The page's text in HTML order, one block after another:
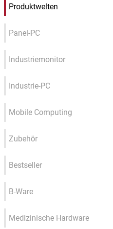
Produktwelten
Panel-PC
Industriemonitor
Industrie-PC
Mobile Computing
Zubehör
Bestseller
B-Ware
Medizinische Hardware